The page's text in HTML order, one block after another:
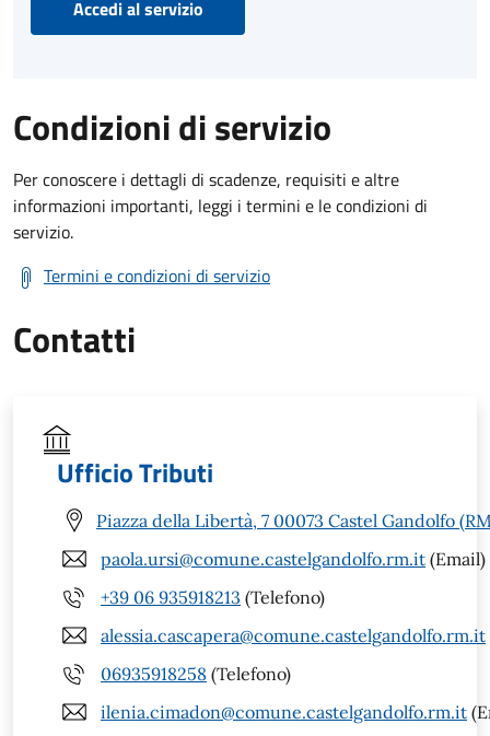
Accedi al servizio
Condizioni di servizio
Per conoscere i dettagli di scadenze, requisiti e altre
informazioni importanti, leggi i termini e le condizioni di
servizio.
Termini e condizioni di servizio
Contatti
Ufficio Tributi
Piazza della Libertà, 7 00073 Castel Gandolfo
paola.ursi@comune.castelgandolfo.rm.it (Email)
+39 06 935918213 (Telefono)
alessia.cascapera@comune.castelgandolfo.rm.it
06935918258 (Telefono)
ilenia.cimadon@comune.castelgandolfo.rm.it